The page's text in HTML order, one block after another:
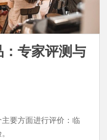
专家评测与
要方面进行评价：临